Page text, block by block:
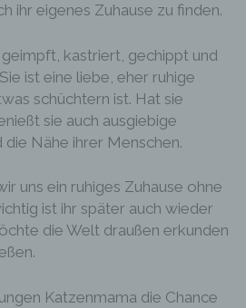
ihr eigenes Zuhause zu finden.
kastriert, gechippt und
ist eine liebe, eher ruhige
schüchtern ist. Hat sie
sie auch ausgiebige
die Nähe ihrer Menschen.
uns ein ruhiges Zuhause ohne
ist ihr später auch wieder
die Welt draußen erkunden
Katzenmama die Chance